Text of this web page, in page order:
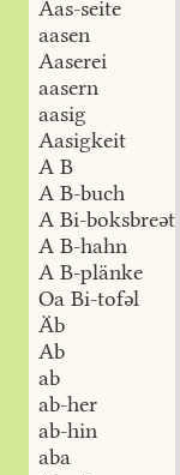
Aas-seite
aasen
Aaserei
aasern
aasig
Aasigkeit
A B
A B-buch
A Bi-boksbreət
A B-hahn
A B-plänke
Oa Bi-tofəl
Äb
Ab
ab
ab-her
ab-hin
aba